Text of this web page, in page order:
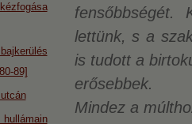
fensőbbségét.
lettünk, s a
is tudott a
erősebbek.
Mindez a
89]